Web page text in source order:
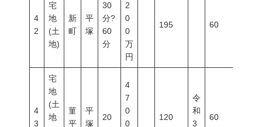
4
2
宅
地
(土
地)
新
町
平
塚
30
分?
60
分
2
0
0
万
円
195 60
4
3
宅
地
(土
地
菫
平
平
塚
20
4
7
0
0
120
令
和
3
60